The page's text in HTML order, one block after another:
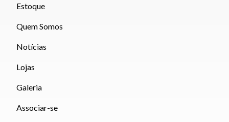
Estoque
Quem Somos
Notícias
Lojas
Galeria
Associar-se